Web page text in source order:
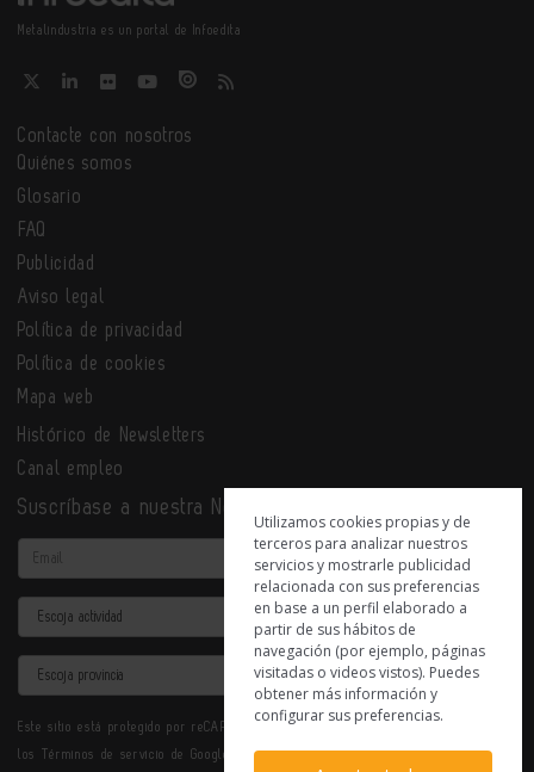
Metalindustria es un portal de Infoedita
Contacte con nosotros
Quiénes somos
Glosario
FAQ
Publicidad
Aviso legal
Política de privacidad
Política de cookies
Mapa web
Histórico de Newsletters
Canal empleo
Suscríbase a nuestra Newsletter
Email
Actividad
Provincia
Este sitio está protegido por reCAPTCHA y se aplican la
los Términos de servicio de Google.
Utilizamos cookies propias y de
terceros para analizar nuestros
servicios y mostrarle publicidad
relacionada con sus preferencias
en base a un perfil elaborado a
partir de sus hábitos de
navegación (por ejemplo, páginas
visitadas o videos vistos). Puedes
obtener más información y
configurar sus preferencias.